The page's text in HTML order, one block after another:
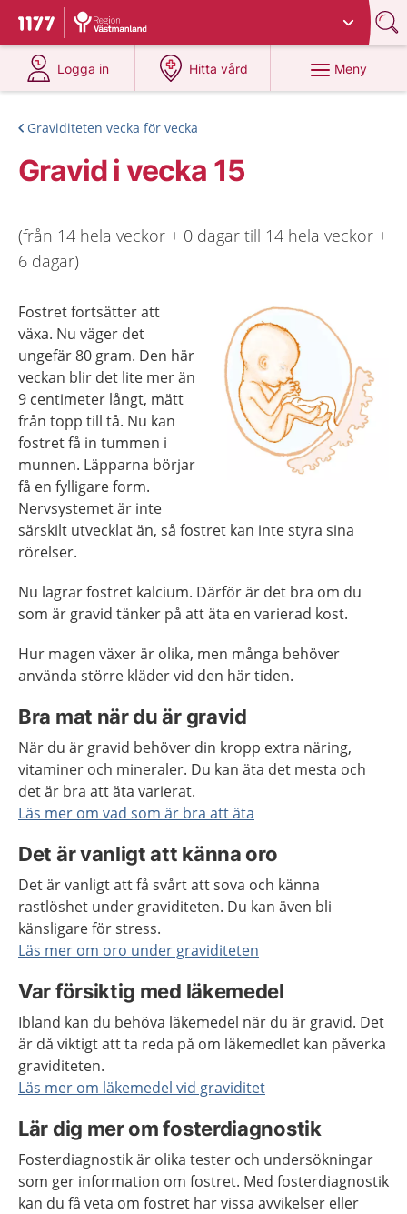
Till startsidan för 1177
Du har valt region
Logga in
på 1177.se
Hitta vård
på 1177.se
Meny
Graviditeten vecka för vecka
Gravid i vecka 15
(från 14 hela veckor + 0 dagar till 14 hela veckor +
6 dagar)
Fostret fortsätter att
växa. Nu väger det
ungefär 80 gram. Den här
veckan blir det lite mer än
9 centimeter långt, mätt
från topp till tå. Nu kan
fostret få in tummen i
munnen. Läpparna börjar
få en fylligare form.
Nervsystemet är inte
särskilt utvecklat än, så fostret kan inte styra sina
rörelser.
Nu lagrar fostret kalcium. Därför är det bra om du
som är gravid tänker på att äta en varierad kost.
Hur magen växer är olika, men många behöver
använda större kläder vid den här tiden.
Bra mat när du är gravid
När du är gravid behöver din kropp extra näring,
vitaminer och mineraler. Du kan äta det mesta och
det är bra att äta varierat.
Läs mer om vad som är bra att äta
Det är vanligt att känna oro
Det är vanligt att få svårt att sova och känna
rastlöshet under graviditeten. Du kan även bli
känsligare för stress.
Läs mer om oro under graviditeten
Var försiktig med läkemedel
Ibland kan du behöva läkemedel när du är gravid. Det
är då viktigt att ta reda på om läkemedlet kan påverka
graviditeten.
Läs mer om läkemedel vid graviditet
Lär dig mer om fosterdiagnostik
Fosterdiagnostik är olika tester och undersökningar
som ger information om fostret. Med fosterdiagnostik
kan du få veta om fostret har vissa avvikelser eller